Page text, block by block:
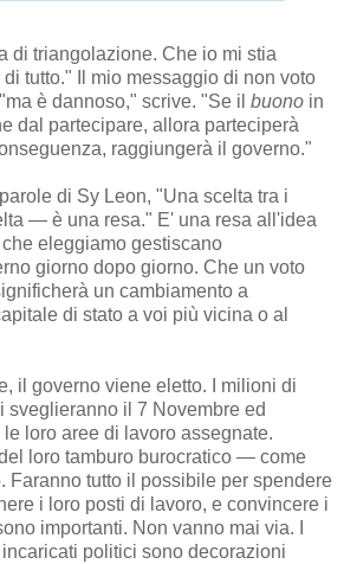
di triangolazione. Che io mi stia
tutto." Il mio messaggio di non voto
è dannoso," scrive. "Se il buono in
dal partecipare, allora parteciperà
raggiungerà il governo."
di Sy Leon, "Una scelta tra i
— è una resa." E' una resa all'idea
eleggiamo gestiscano
giorno dopo giorno. Che un voto
un cambiamento a
di stato a voi più vicina o al
il governo viene eletto. I milioni di
sveglieranno il 7 Novembre ed
loro aree di lavoro assegnate.
loro tamburo burocratico — come
Faranno tutto il possibile per spendere
i loro posti di lavoro, e convincere i
importanti. Non vanno mai via. I
politici sono decorazioni